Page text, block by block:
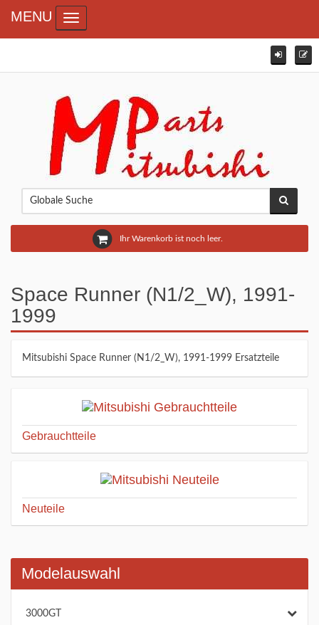
Ihr Warenkorb ist noch leer.
MENU Toggle navigation
Space Runner (N1/2_W), 1991-
1999
Mitsubishi Space Runner (N1/2_W), 1991-1999 Ersatzteile
Gebrauchtteile
Neuteile
Modelauswahl
3000GT